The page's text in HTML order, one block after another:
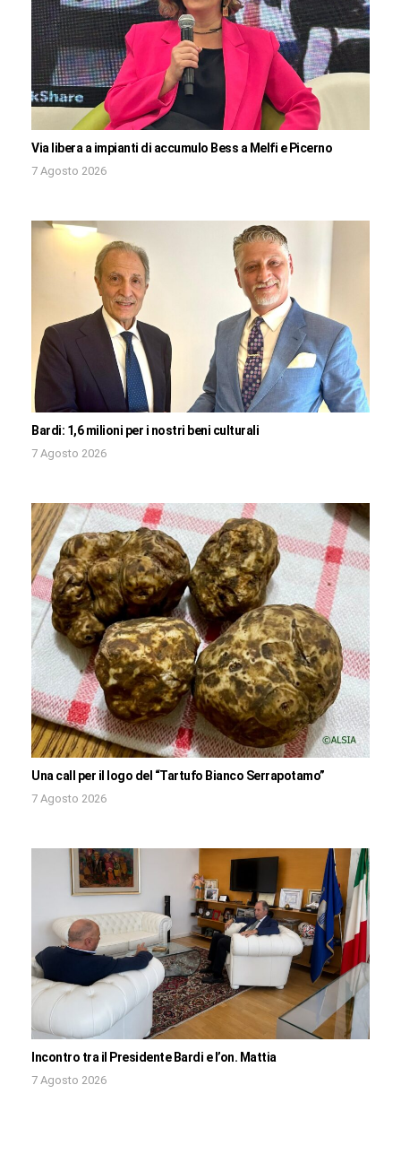
Via libera a impianti di accumulo Bess a Melfi e Picerno
7 Agosto 2026
Bardi: 1,6 milioni per i nostri beni culturali
7 Agosto 2026
Una call per il logo del “Tartufo Bianco Serrapotamo”
7 Agosto 2026
Incontro tra il Presidente Bardi e l’on. Mattia
7 Agosto 2026